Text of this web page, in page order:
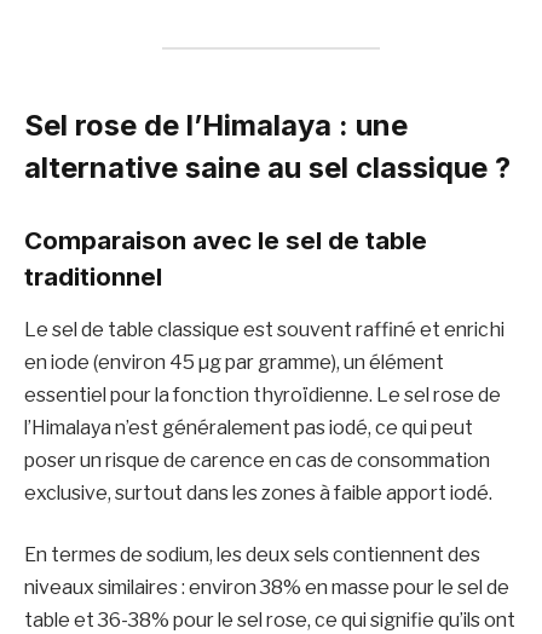
Sel rose de l’Himalaya : une
alternative saine au sel classique ?
Comparaison avec le sel de table
traditionnel
Le sel de table classique est souvent raffiné et enrichi
en iode (environ 45 µg par gramme), un élément
essentiel pour la fonction thyroïdienne. Le sel rose de
l’Himalaya n’est généralement pas iodé, ce qui peut
poser un risque de carence en cas de consommation
exclusive, surtout dans les zones à faible apport iodé.
En termes de sodium, les deux sels contiennent des
niveaux similaires : environ 38% en masse pour le sel de
table et 36-38% pour le sel rose, ce qui signifie qu’ils ont